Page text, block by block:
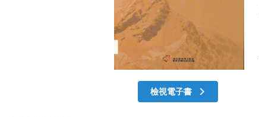
檢視電子書